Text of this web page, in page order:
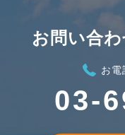
お問い合
お電
03-